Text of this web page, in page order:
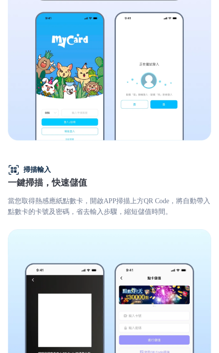
掃描輸入
一鍵掃描，快速儲值
當您取得熱感應紙點數卡，開啟APP掃描上方QR Code，將自動帶入
點數卡的卡號及密碼，省去輸入步驟，縮短儲值時間。